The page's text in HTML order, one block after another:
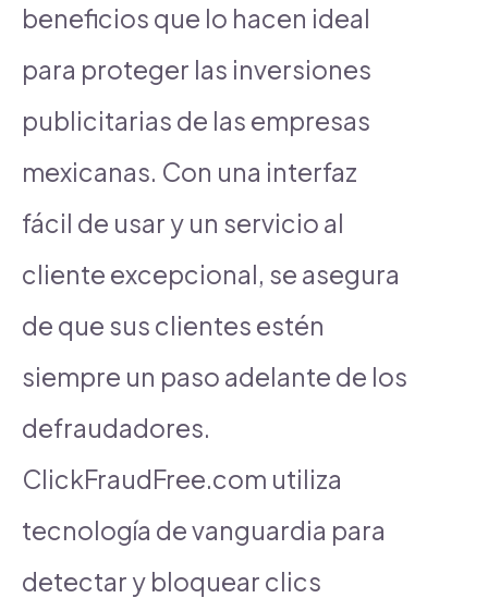
beneficios que lo hacen ideal
para proteger las inversiones
publicitarias de las empresas
mexicanas. Con una interfaz
fácil de usar y un servicio al
cliente excepcional, se asegura
de que sus clientes estén
siempre un paso adelante de los
defraudadores.
ClickFraudFree.com utiliza
tecnología de vanguardia para
detectar y bloquear clics